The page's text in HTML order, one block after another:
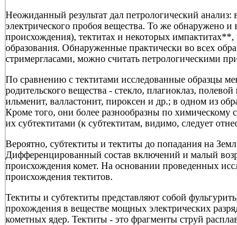
Неожиданный результат дал петрологический
электрического пробоя вещества. То же обнаружено и
происхождения), тектитах и некоторых
образования. Обнаруженные практически во всех
стримергласами, можно считать петрологическими
По сравнению с тектитами исследованные образцы
родительского вещества - стекло, плагиоклаз,
ильменит, валластонит, пироксен и др.; в одном из
Кроме того, они более разнообразны по химическому
их субтектитами (к субтектитам, видимо, следует
Вероятно, субтектиты и тектиты до попадания на
Дифференцированный состав включений и малый
происхождения комет. На основании проведенных
происхождения тектитов.
Тектиты и субтектиты представляют собой
прохождения в веществе мощных электрических
кометных ядер. Тектиты - это фрагменты струй